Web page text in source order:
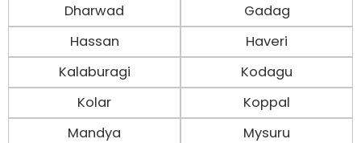
Dharwad
Gadag
Hassan
Haveri
Kalaburagi
Kodagu
Kolar
Koppal
Mandya
Mysuru